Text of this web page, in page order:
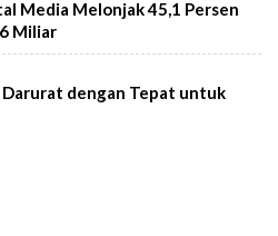
Media Melonjak 45,1 Persen
Miliar
Darurat dengan Tepat untuk